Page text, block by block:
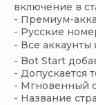
включение в
- Премиум-
- Русские
- Все
- Bot Start
- Допускается
- Мгновенный
- Название